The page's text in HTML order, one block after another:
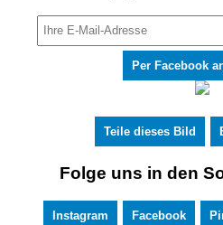
Per Facebook
Teile dieses Bild
Folge uns in den
Instagram Facebook